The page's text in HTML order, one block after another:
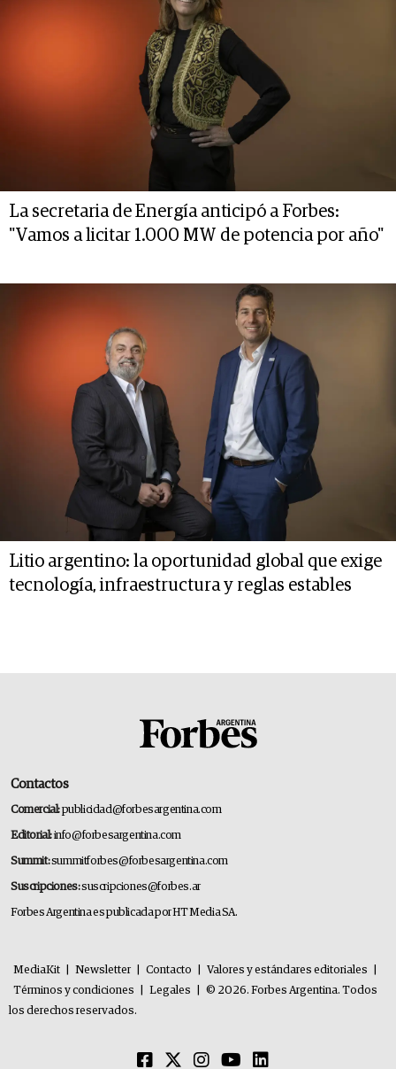
La secretaria de Energía anticipó a Forbes:
"Vamos a licitar 1.000 MW de potencia por año"
Litio argentino: la oportunidad global que exige
tecnología, infraestructura y reglas estables
Contactos
Comercial:publicidad@forbesargentina.com
Editorial:info@forbesargentina.com
Summit:summitforbes@forbesargentina.com
Suscripciones:suscripciones@forbes.ar
Forbes Argentina es publicada por HT Media SA.
MediaKit Newsletter Contacto Valores y estándares editoriales
Términos y condiciones
Legales
© 2026. Forbes Argentina. Todos
los derechos reservados.